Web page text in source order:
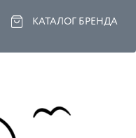
КАТАЛОГ БРЕНДА